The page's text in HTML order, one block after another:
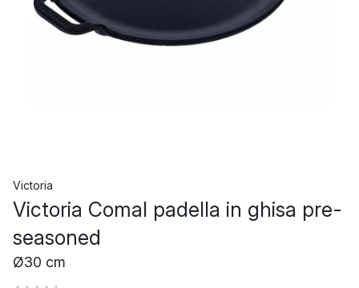
Victoria
Victoria Comal padella in ghisa pre-
seasoned
Ø30 cm